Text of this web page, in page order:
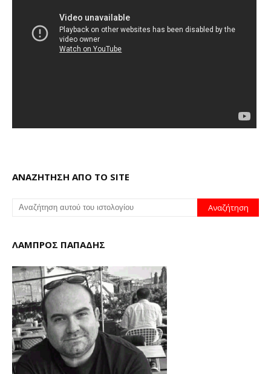
ΑΝΑΖΗΤΗΣΗ ΑΠΟ ΤΟ SITE
ΛΑΜΠΡΟΣ ΠΑΠΑΔΗΣ